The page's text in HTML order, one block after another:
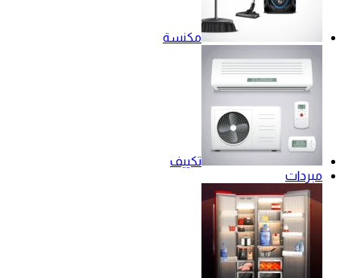
مكنسة
تكييف
مبردات